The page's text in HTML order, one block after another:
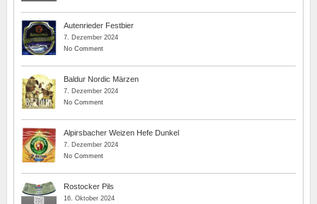
Autenrieder Festbier
7. Dezember 2024
No Comment
Baldur Nordic Märzen
7. Dezember 2024
No Comment
Alpirsbacher Weizen Hefe Dunkel
7. Dezember 2024
No Comment
Rostocker Pils
16. Oktober 2024